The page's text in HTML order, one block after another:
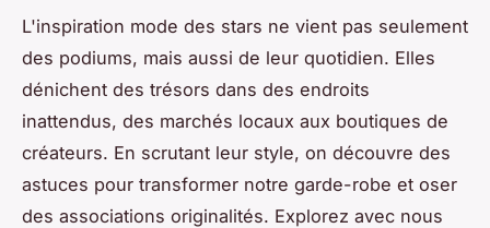
L'inspiration mode des stars ne vient pas seulement
des podiums, mais aussi de leur quotidien. Elles
dénichent des trésors dans des endroits
inattendus, des marchés locaux aux boutiques de
créateurs. En scrutant leur style, on découvre des
astuces pour transformer notre garde-robe et oser
des associations originalités. Explorez avec nous